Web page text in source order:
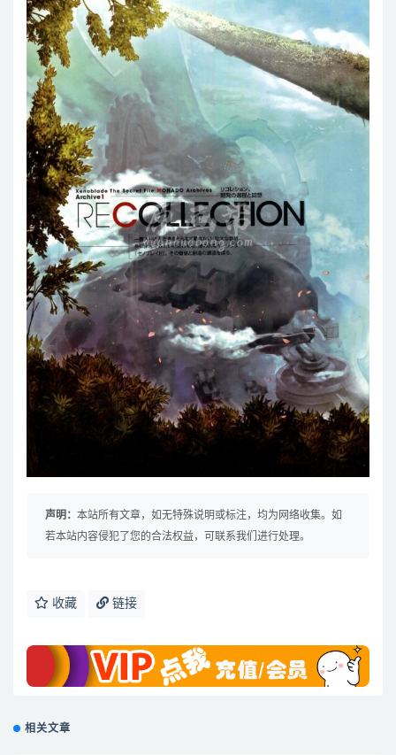
声明： 本站所有文章，如无特殊说明或标注，均为网络收集。如
若本站内容侵犯了您的合法权益，可联系我们进行处理。
收藏 链接
相关文章